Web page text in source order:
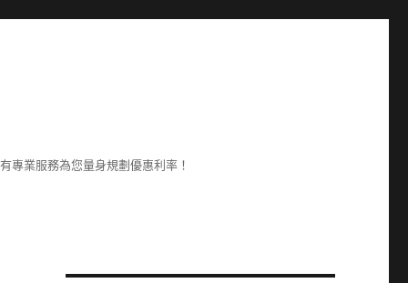
專業服務為您量身規劃優惠利率！